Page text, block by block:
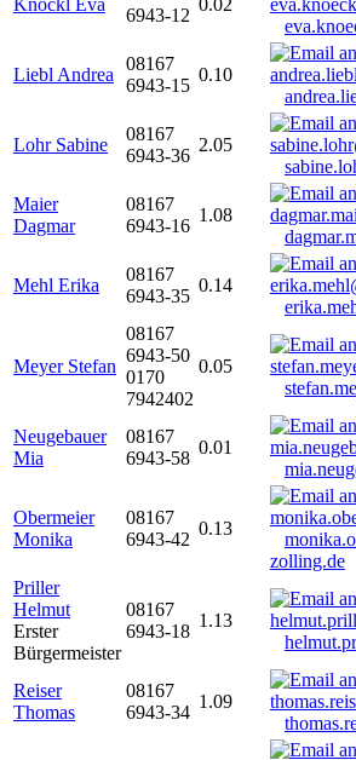
Knöckl Eva
6943-12
0.02
Liebl Andrea
08167
6943-15
0.10
Lohr Sabine
08167
6943-36
2.05
Maier
Dagmar
08167
6943-16
1.08
Mehl Erika
08167
6943-35
0.14
Meyer Stefan
08167
6943-50
0170
7942402
0.05
Neugebauer
Mia
08167
6943-58
0.01
Obermeier
Monika
08167
6943-42
0.13
zolling.de
Priller
Helmut
Erster
Bürgermeister
08167
6943-18
1.13
Reiser
Thomas
08167
6943-34
1.09